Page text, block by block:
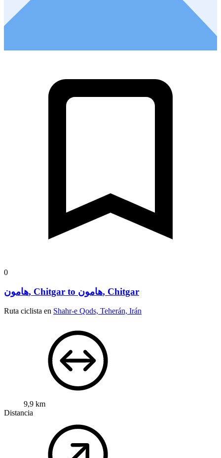
0
هامون, Chitgar to هامون, Chitgar
Ruta ciclista en Shahr-e Qods, Teherán, Irán
9,9 km
Distancia